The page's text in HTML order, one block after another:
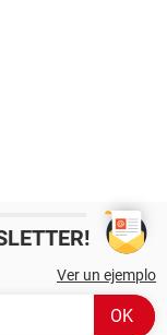
Ver un ejemplo